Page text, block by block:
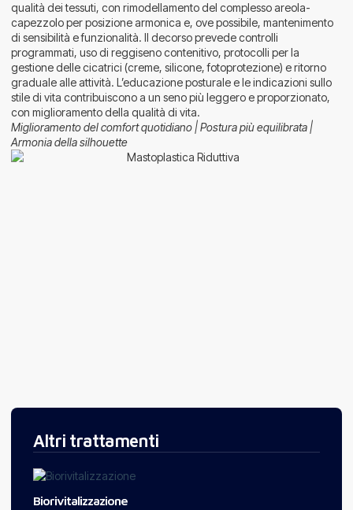
qualità dei tessuti, con rimodellamento del complesso areola-
capezzolo per posizione armonica e, ove possibile, mantenimento
di sensibilità e funzionalità. Il decorso prevede controlli
programmati, uso di reggiseno contenitivo, protocolli per la
gestione delle cicatrici (creme, silicone, fotoprotezione) e ritorno
graduale alle attività. L’educazione posturale e le indicazioni sullo
stile di vita contribuiscono a un seno più leggero e proporzionato,
con miglioramento della qualità di vita.
Miglioramento del comfort quotidiano | Postura più equilibrata |
Armonia della silhouette
Altri trattamenti
Biorivitalizzazione